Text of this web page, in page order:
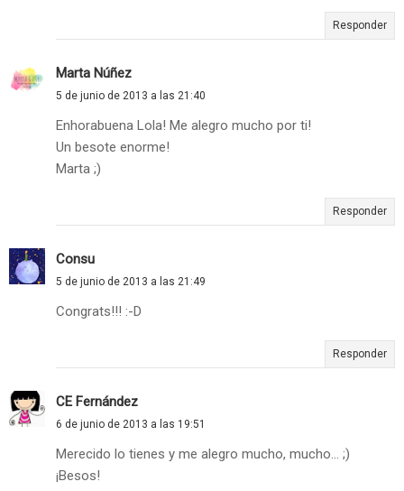
Responder
Marta Núñez
5 de junio de 2013 a las 21:40
Enhorabuena Lola! Me alegro mucho por ti!
Un besote enorme!
Marta ;)
Responder
Consu
5 de junio de 2013 a las 21:49
Congrats!!! :-D
Responder
CE Fernández
6 de junio de 2013 a las 19:51
Merecido lo tienes y me alegro mucho, mucho... ;)
¡Besos!